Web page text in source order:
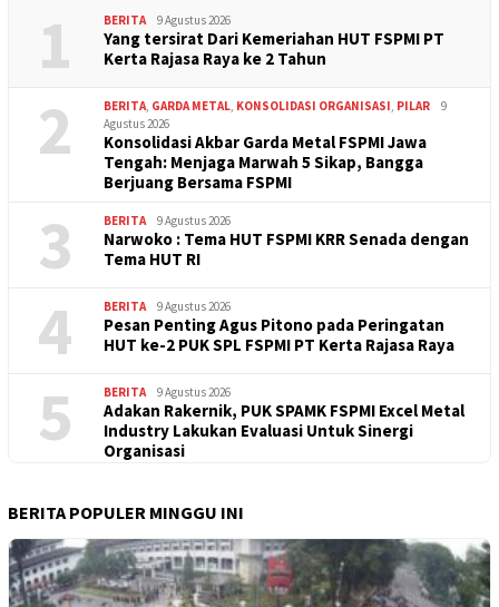
1 BERITA 9 Agustus 2026
Yang tersirat Dari Kemeriahan HUT FSPMI PT
Kerta Rajasa Raya ke 2 Tahun
2 BERITA, GARDA METAL, KONSOLIDASI ORGANISASI, PILAR
9
Agustus 2026
Konsolidasi Akbar Garda Metal FSPMI Jawa
Tengah: Menjaga Marwah 5 Sikap, Bangga
Berjuang Bersama FSPMI
3 BERITA 9 Agustus 2026
Narwoko : Tema HUT FSPMI KRR Senada dengan
Tema HUT RI
4 BERITA 9 Agustus 2026
Pesan Penting Agus Pitono pada Peringatan
HUT ke-2 PUK SPL FSPMI PT Kerta Rajasa Raya
5 BERITA 9 Agustus 2026
Adakan Rakernik, PUK SPAMK FSPMI Excel Metal
Industry Lakukan Evaluasi Untuk Sinergi
Organisasi
BERITA POPULER MINGGU INI